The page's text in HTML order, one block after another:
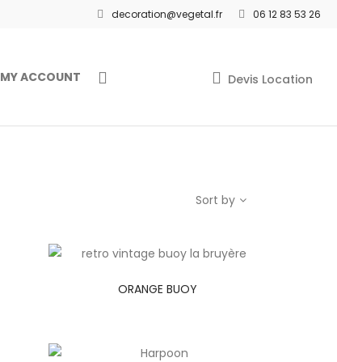
decoration@vegetal.fr 06 12 83 53 26
MY ACCOUNT Devis Location
Sort by
ORANGE BUOY